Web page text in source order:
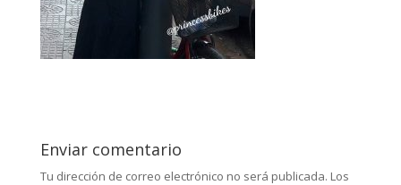
Enviar comentario
Tu dirección de correo electrónico no será publicada. Los